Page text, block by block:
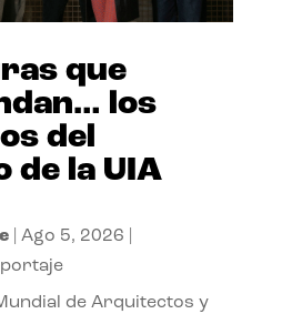
que
los
del
de la UIA
| Ago 5, 2026
de Arquitectos y